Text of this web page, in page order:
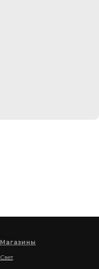
Магазины
Свет